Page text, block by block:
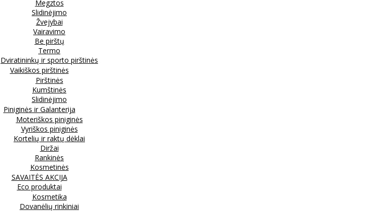
Megztos
Slidinėjimo
Žvejybai
Vairavimo
Be pirštų
Termo
Dviratininkų ir sporto pirštinės
Vaikiškos pirštinės
Pirštinės
Kumštinės
Slidinėjimo
Piniginės ir Galanterija
Moteriškos piniginės
Vyriškos piniginės
Kortelių ir raktų dėklai
Diržai
Rankinės
Kosmetinės
SAVAITĖS AKCIJA
Eco produktai
Kosmetika
Dovanėlių rinkiniai